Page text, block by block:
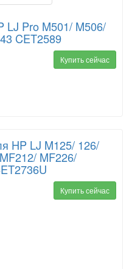
LJ Pro M501/ M506/
CET2589
Купить сейчас
HP LJ M125/ 126/
MF226/
Купить сейчас